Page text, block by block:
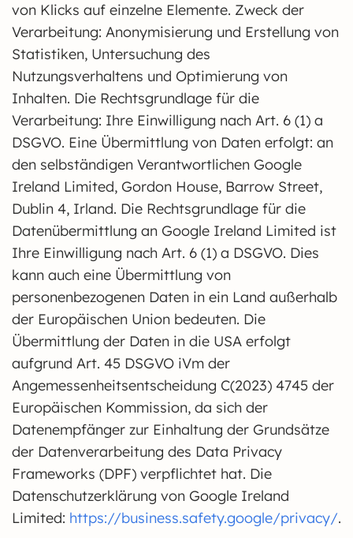
von Klicks auf einzelne Elemente. Zweck der
Verarbeitung: Anonymisierung und Erstellung von
Statistiken, Untersuchung des
Nutzungsverhaltens und Optimierung von
Inhalten. Die Rechtsgrundlage für die
Verarbeitung: Ihre Einwilligung nach Art. 6 (1) a
DSGVO. Eine Übermittlung von Daten erfolgt: an
den selbständigen Verantwortlichen Google
Ireland Limited, Gordon House, Barrow Street,
Dublin 4, Irland. Die Rechtsgrundlage für die
Datenübermittlung an Google Ireland Limited ist
Ihre Einwilligung nach Art. 6 (1) a DSGVO. Dies
kann auch eine Übermittlung von
personenbezogenen Daten in ein Land außerhalb
der Europäischen Union bedeuten. Die
Übermittlung der Daten in die USA erfolgt
aufgrund Art. 45 DSGVO iVm der
Angemessenheitsentscheidung C(2023) 4745 der
Europäischen Kommission, da sich der
Datenempfänger zur Einhaltung der Grundsätze
der Datenverarbeitung des Data Privacy
Frameworks (DPF) verpflichtet hat. Die
Datenschutzerklärung von Google Ireland
Limited: https://business.safety.google/privacy/.